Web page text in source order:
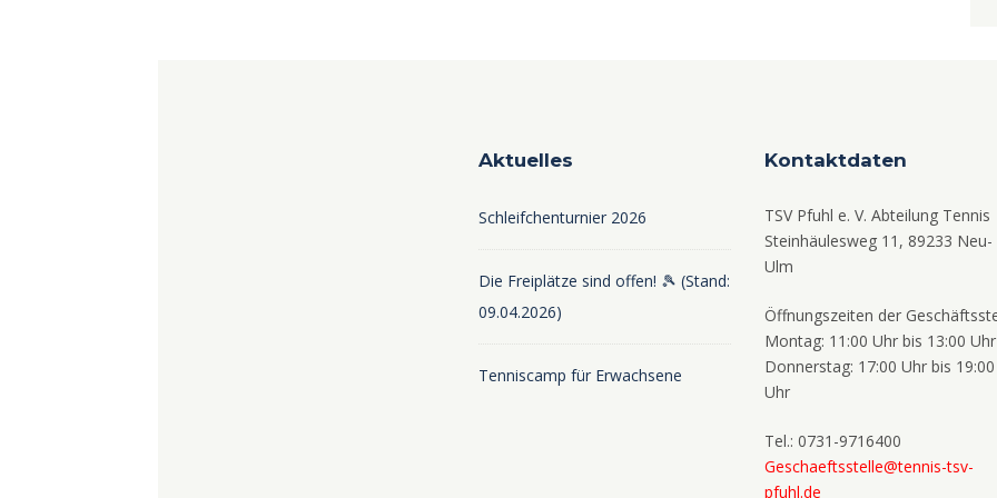
Aktuelles
Schleifchenturnier 2026
Die Freiplätze sind offen! 🎾 (Stand:
09.04.2026)
Tenniscamp für Erwachsene
Kontaktdaten
TSV Pfuhl e. V. Abteilung Tennis
Steinhäulesweg 11, 89233 Neu-
Ulm
Öffnungszeiten der
Montag: 11:00 Uhr bis 13:00 Uhr
Donnerstag: 17:00 Uhr bis 19:00
Uhr
Tel.: 0731-9716400
Geschaeftsstelle@tennis-tsv-
pfuhl.de